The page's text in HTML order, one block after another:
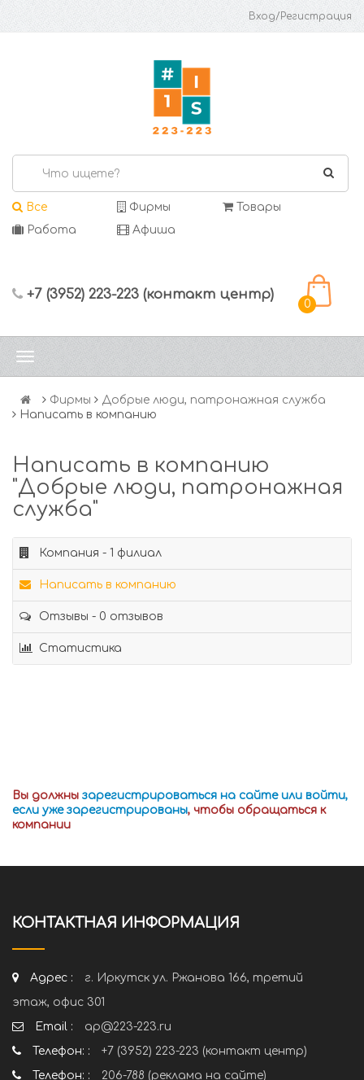
Вход/Регистрация
Все Фирмы
Товары
Работа
Афиша
+7 (3952) 223-223 (контакт центр)
0
Фирмы
Добрые люди, патронажная служба
Написать в компанию
Написать в компанию
"Добрые люди, патронажная
служба"
Компания - 1 филиал
Написать в компанию
Отзывы - 0 отзывов
Статистика
Вы должны зарегистрироваться на сайте или войти,
если уже зарегистрированы, чтобы обращаться к
компании
КОНТАКТНАЯ ИНФОРМАЦИЯ
Адрес :
г. Иркутск ул. Ржанова 166, третий
этаж, офис 301
Email :
ap@223-223.ru
Телефон: :
+7 (3952) 223-223 (контакт центр)
Телефон: :
206-788 (реклама на сайте)